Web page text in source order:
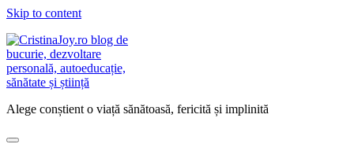
Skip to content
Alege conștient o viață sănătoasă, fericită și implinită